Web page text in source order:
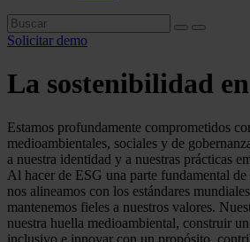
Solicitar demo
La sostenibilidad
Estamos profundamente comprometidos
medioambientales, sociales y de
a nuestra identidad y a nuestras prácticas
Al hacer de ESG una parte fundamental
nos alineamos con los estándares
mantenemos fieles a nuestros valores.
nuestra huella medioambiental, construir
inclusivo e innovar con un propósito,